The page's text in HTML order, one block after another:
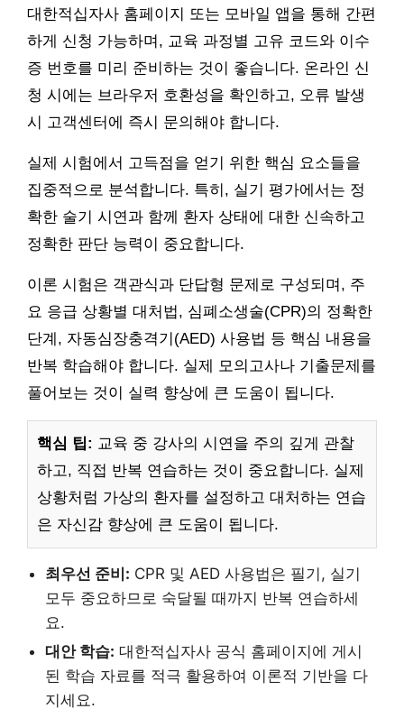
대한적십자사 홈페이지 또는 모바일 앱을 통해 간편
하게 신청 가능하며, 교육 과정별 고유 코드와 이수
증 번호를 미리 준비하는 것이 좋습니다. 온라인 신
청 시에는 브라우저 호환성을 확인하고, 오류 발생
시 고객센터에 즉시 문의해야 합니다.
실제 시험에서 고득점을 얻기 위한 핵심 요소들을
집중적으로 분석합니다. 특히, 실기 평가에서는 정
확한 술기 시연과 함께 환자 상태에 대한 신속하고
정확한 판단 능력이 중요합니다.
이론 시험은 객관식과 단답형 문제로 구성되며, 주
요 응급 상황별 대처법, 심폐소생술(CPR)의 정확한
단계, 자동심장충격기(AED) 사용법 등 핵심 내용을
반복 학습해야 합니다. 실제 모의고사나 기출문제를
풀어보는 것이 실력 향상에 큰 도움이 됩니다.
핵심 팁: 교육 중 강사의 시연을 주의 깊게 관찰
하고, 직접 반복 연습하는 것이 중요합니다. 실제
상황처럼 가상의 환자를 설정하고 대처하는 연습
은 자신감 향상에 큰 도움이 됩니다.
최우선 준비: CPR 및 AED 사용법은 필기, 실기
모두 중요하므로 숙달될 때까지 반복 연습하세
요.
대안 학습: 대한적십자사 공식 홈페이지에 게시
된 학습 자료를 적극 활용하여 이론적 기반을 다
지세요.